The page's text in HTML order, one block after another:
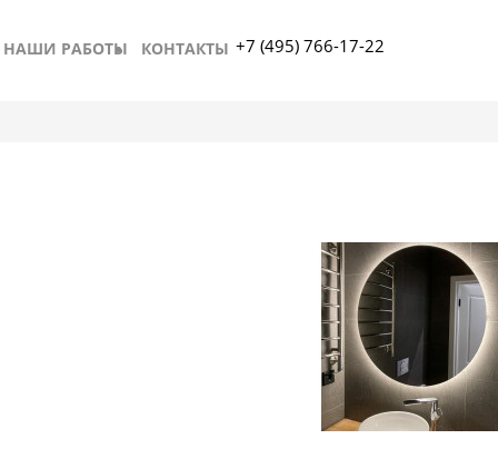
НАШИ РАБОТЫ КОНТАКТЫ +7 (495) 766-17-22